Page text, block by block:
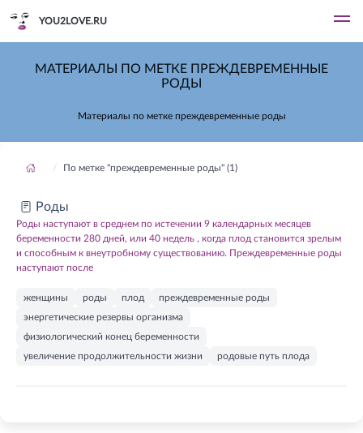
YOU2LOVE.RU
МАТЕРИАЛЫ ПО МЕТКЕ ПРЕЖДЕВРЕМЕННЫЕ
РОДЫ
Материалы по метке преждевременные роды
По метке "преждевременные роды" (1)
Роды
Роды наступают в среднем по истечении 9 календарных месяцев
беременности 280 дней, или 40 недель , когда плод становится зрелым
и способным к внеутробному существованию. Преждевременные роды
наступают после
женщины роды плод
преждевременные роды
энергетические резервы организма
физиологический конец беременности
увеличение продолжительности жизни
родовые путь плода